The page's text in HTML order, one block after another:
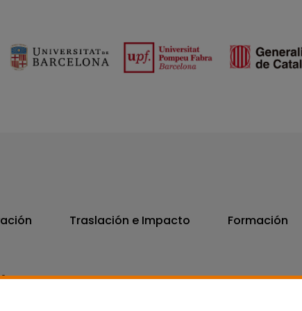
Traslación e Impacto Formación